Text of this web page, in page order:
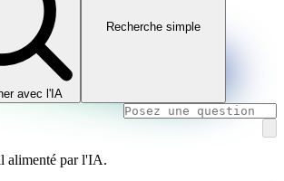
avec l'IA
Recherche simple
alimenté par l'IA.